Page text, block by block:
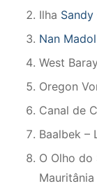
Ilha Sandy
Nan Madol
West
Oregon
Canal de
Baalbek –
O Olho do
Mauritânia